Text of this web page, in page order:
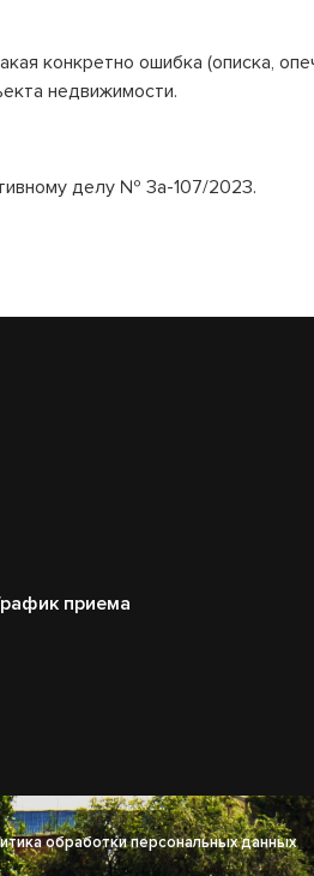
конкретно ошибка (описка,
недвижимости.
делу № 3а-107/2023.
приема
обработки персональных данных